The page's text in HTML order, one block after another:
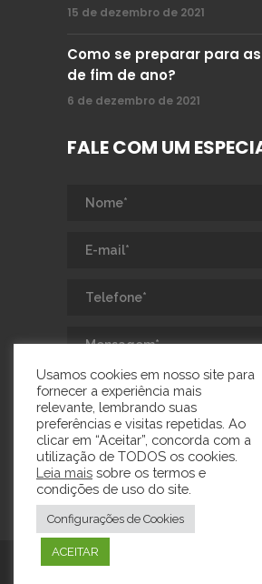
15 de dezembro de 2021
Como se preparar para
de fim de ano?
6 de dezembro de 2021
FALE COM UM
Copyrights 2023 ©
Usamos cookies em nosso site para
fornecer a experiência mais
relevante, lembrando suas
preferências e visitas repetidas. Ao
clicar em “Aceitar”, concorda com a
utilização de TODOS os cookies.
Leia mais sobre os termos e
condições de uso do site.
Configurações de Cookies
ACEITAR